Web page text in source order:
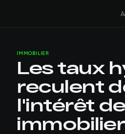
IMMOBILIER
Les taux
reculent
l'intérêt